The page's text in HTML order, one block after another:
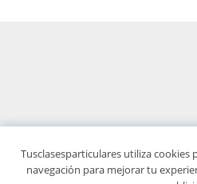
Tusclasesparticulares utiliza cookies
navegación para mejorar tu